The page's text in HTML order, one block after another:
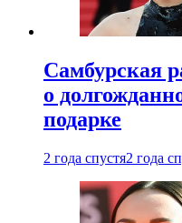
Самбурская
о
подарке
2 года спустя2 года